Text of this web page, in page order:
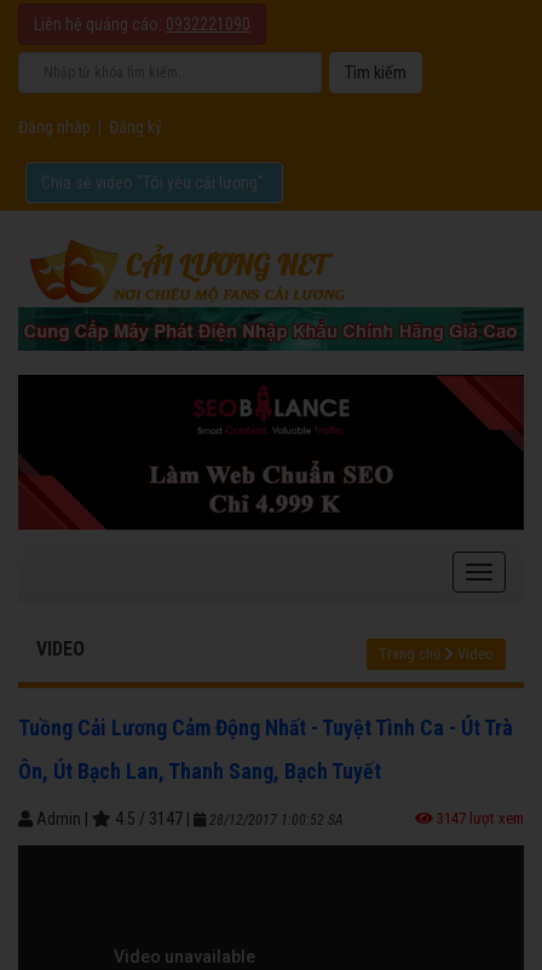
Liên hệ quảng cáo: 0932221090
Đăng nhập Đăng ký
Chia sẻ video "Tôi yêu cải lương".
VIDEO Trang chủ Video
Tuồng Cải Lương Cảm Động Nhất - Tuyệt Tình Ca - Út Trà
Ôn, Út Bạch Lan, Thanh Sang, Bạch Tuyết
Admin 4.5 / 3147 28/12/2017 1:00:52 SA 3147 lượt xem